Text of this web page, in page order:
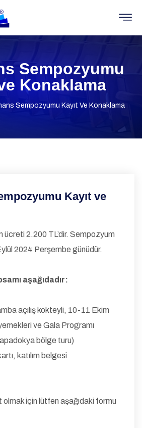
Sempozyumu
Konaklama
Sempozyumu Kayıt Ve Konaklama
Kayıt ve
ücreti 2.200 TL’dir. Sempozyum
2024 Perşembe günüdür.
aşağıdadır:
açılış kokteyli, 10-11 Ekim
ve Gala Programı
bölge turu)
katılım belgesi
olmak için lütfen aşağıdaki formu